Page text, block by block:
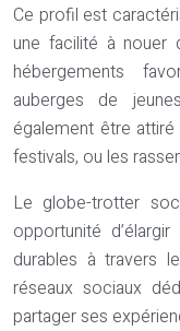
Ce profil est
une facilité à nouer
hébergements
auberges de
également être
festivals, ou les
Le globe-trotter
opportunité
durables à travers
réseaux sociaux
partager ses